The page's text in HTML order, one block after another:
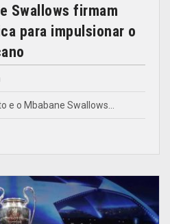
Swallows firmam
para impulsionar o
e o Mbabane Swallows…